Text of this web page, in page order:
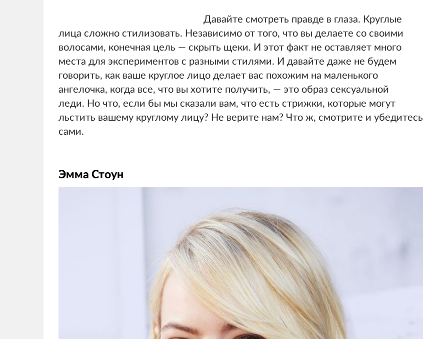
Давайте смотреть правде в глаза. Круглые
лица сложно стилизовать. Независимо от того, что вы делаете со своими
волосами, конечная цель — скрыть щеки. И этот факт не оставляет много
места для экспериментов с разными стилями. И давайте даже не будем
говорить, как ваше круглое лицо делает вас похожим на маленького
ангелочка, когда все, что вы хотите получить, — это образ сексуальной
леди. Но что, если бы мы сказали вам, что есть стрижки, которые могут
льстить вашему круглому лицу? Не верите нам? Что ж, смотрите и убедитесь
сами.
Эмма Стоун